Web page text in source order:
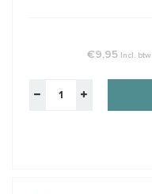
€9,95 Incl. btw